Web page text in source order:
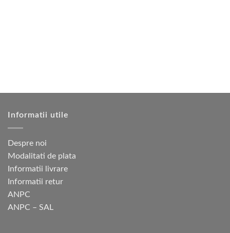
Informatii utile
Despre noi
Modalitati de plata
Informatii livrare
Informatii retur
ANPC
ANPC – SAL